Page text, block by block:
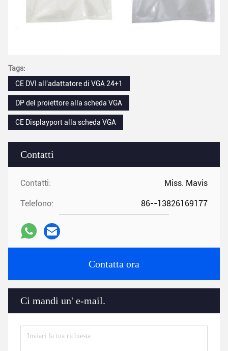
Contatti
Contatti: Miss. Mavis
Telefono: 86--13826169177
Contatta ora
Ci mandi un' e-mail.
Tags:
CE DVI all'adattatore di VGA 24+1
DP del proiettore alla scheda VGA
CE Displayport alla scheda VGA